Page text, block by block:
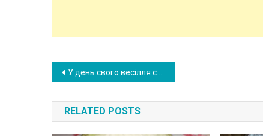
Post
navigation
У день свого весілля сестра раптом у натовпі побачила свого колишнього хлопця, який багато років був безвісти зниклим. І тут сестра наважилася на несподіване
RELATED POSTS